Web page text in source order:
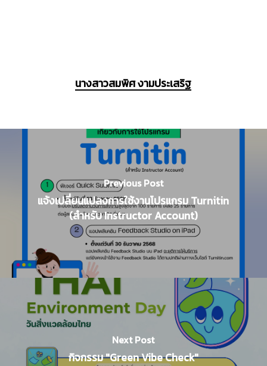
นางสาวสมพิศ งามประเสริฐ
Previous Post
แจ้งเปลี่ยนแปลงการใช้งานโปรแกรม Turnitin
(สำหรับ Instructor Account)
Next Post
กิจกรรม "Green Vibe Check"